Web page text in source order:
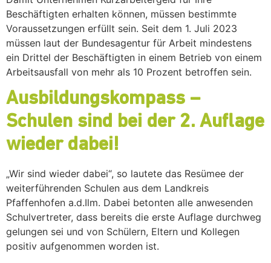
Beschäftigten erhalten können, müssen bestimmte
Voraussetzungen erfüllt sein. Seit dem 1. Juli 2023
müssen laut der Bundesagentur für Arbeit mindestens
ein Drittel der Beschäftigten in einem Betrieb von einem
Arbeitsausfall von mehr als 10 Prozent betroffen sein.
Ausbildungskompass –
Schulen sind bei der 2. Auflage
wieder dabei!
„Wir sind wieder dabei“, so lautete das Resümee der
weiterführenden Schulen aus dem Landkreis
Pfaffenhofen a.d.Ilm. Dabei betonten alle anwesenden
Schulvertreter, dass bereits die erste Auflage durchweg
gelungen sei und von Schülern, Eltern und Kollegen
positiv aufgenommen worden ist.